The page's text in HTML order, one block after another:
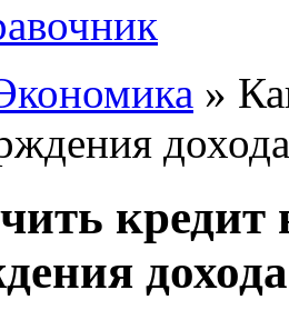
»
кредит